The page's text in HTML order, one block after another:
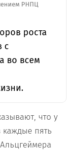
РНПЦ
роста
с
во всем
что у
каждые пять